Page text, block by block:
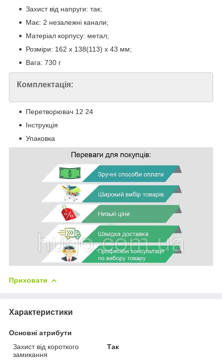
Захист від напруги: так;
Має: 2 незалежні канали;
Матеріал корпусу: метал;
Розміри: 162 х 138(113) х 43 мм;
Вага: 730 г
Комплектація:
Перетворювач 12 24
Інструкція
Упаковка
Приховати
Характеристики
Основні атрибути
Захист від короткого
замикання
Так